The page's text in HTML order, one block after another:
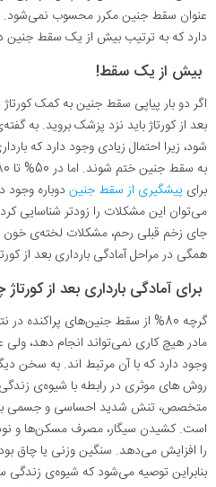
عنوان سقط جنین مکرر محسوب نمی‌شود.
دارد که به ترتیب بیش از یک سقط جنین
بیش از یک سقط!
اگر دو بار پیاپی سقط جنین به کمک
بعد از کورتاژ باید نزد پزشک بروید. به
شود، زیرا احتمال زیادی وجود دارد که
برای پیشگیری از سقط جنین دوباره وجود
می‌توان این مشکلات را زودتر شناسایی
جای زخم قبلی رحم، مشکلات لخته‌ی خون
همگی در مراحل آمادگی بارداری بعد از
برای آمادگی بارداری بعد از
گرچه 80% از سقط جنین‌های پراکنده در نتیجه‌ی
مادر هیچ کاری نمی‌تواند انجام دهد، ولی
وجود دارد که با آن مرتبط اند. به سخن
روش های موثری در رابطه با شیوه‌ی
متخصص، تنش شدید احساسی و جسمی با
است. کشیدن سیگار، مصرف مسکن‌ها و
را افزایش می‌دهد. سنگین وزنی یا چاق
بنابراین توصیه می‌شود که شیوه‌ی زندگی